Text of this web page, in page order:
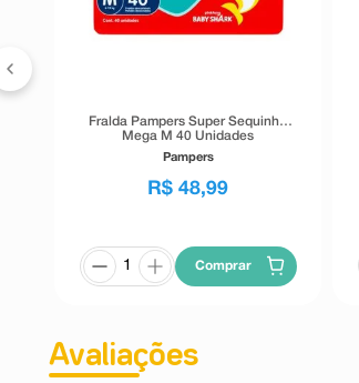
Fralda Pampers Super Sequinha
Mega M 40 Unidades
Pampers
R$ 48,99
Comprar
Avaliações